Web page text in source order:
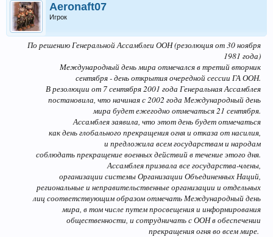
Aeronaft07
Игрок
По решению Генеральной Ассамблеи ООН (резолюция от 30 ноября
1981 года)
Международный день мира отмечался в третий вторник
сентября - день открытия очередной сессии ГА ООН.
В резолюции от 7 сентября 2001 года Генеральная Ассамблея
постановила, что начиная с 2002 года Международный день
мира будет ежегодно отмечаться 21 сентября.
Ассамблея заявила, что этот день будет отмечаться
как день глобального прекращения огня и отказа от насилия,
и предложила всем государствам и народам
соблюдать прекращение военных действий в течение этого дня.
Ассамблея призвала все государства-члены,
организации системы Организации Объединенных Наций,
региональные и неправительственные организации и отдельных
лиц соответствующим образом отмечать Международный день
мира, в том числе путем просвещения и информирования
общественности, и сотрудничать с ООН в обеспечении
прекращения огня во всем мире.